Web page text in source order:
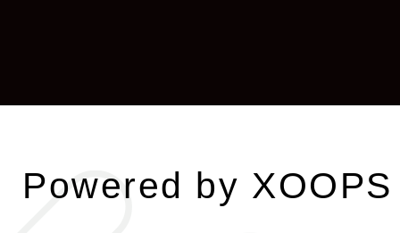
單
Powered by XOOPS